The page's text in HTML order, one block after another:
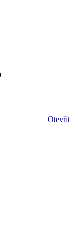
Otevřít